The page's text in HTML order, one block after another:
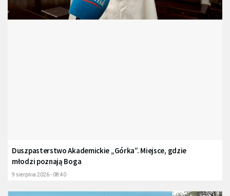
Duszpasterstwo Akademickie „Górka”. Miejsce, gdzie
młodzi poznają Boga
9 sierpnia 2026 - 08:40